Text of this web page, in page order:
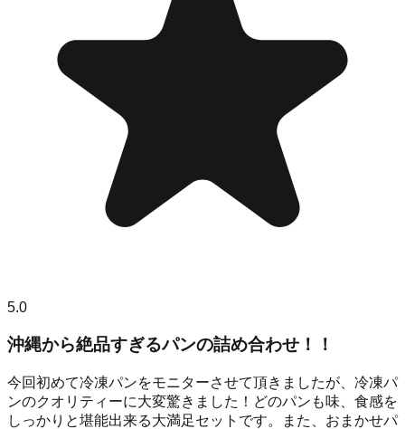
5.0
沖縄から絶品すぎるパンの詰め合わせ！！
今回初めて冷凍パンをモニターさせて頂きましたが、冷凍パ
ンのクオリティーに大変驚きました！どのパンも味、食感を
しっかりと堪能出来る大満足セットです。また、おまかせパ